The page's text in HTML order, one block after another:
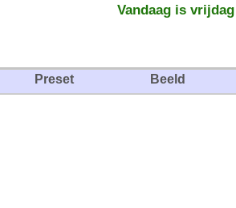
Vandaag is
Preset Beeld